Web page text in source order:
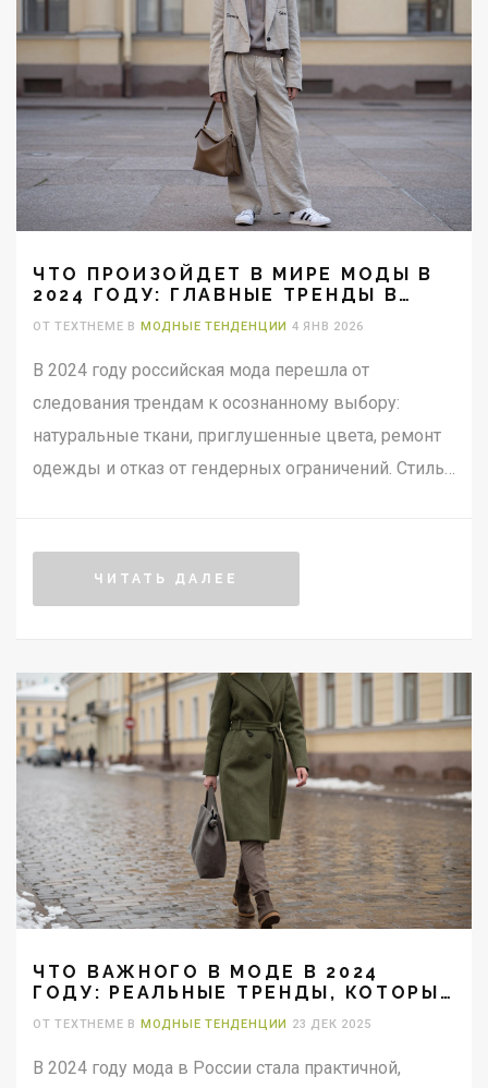
ЧТО ПРОИЗОЙДЕТ В МИРЕ МОДЫ В
2024 ГОДУ: ГЛАВНЫЕ ТРЕНДЫ В
ОТ TEXTHEME В МОДНЫЕ ТЕНДЕНЦИИ 4 ЯНВ 2026
В 2024 году российская мода перешла от
следования трендам к осознанному выбору:
натуральные ткани, приглушенные цвета, ремонт
одежды и отказ от гендерных ограничений. Стиль
ЧИТАТЬ ДАЛЕЕ
ЧТО ВАЖНОГО В МОДЕ В 2024
ГОДУ: РЕАЛЬНЫЕ ТРЕНДЫ, КОТОРЫЕ
ОТ TEXTHEME В МОДНЫЕ ТЕНДЕНЦИИ 23 ДЕК 2025
В 2024 году мода в России стала практичной,